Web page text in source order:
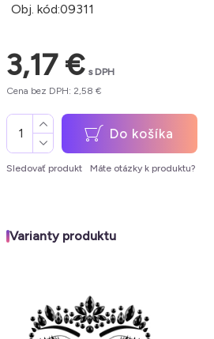
3,17 € s DPH
Cena bez DPH: 2,58 €
Obj. kód:09311
Do košíka
Sledovať produkt Máte otázky k produktu?
Varianty produktu